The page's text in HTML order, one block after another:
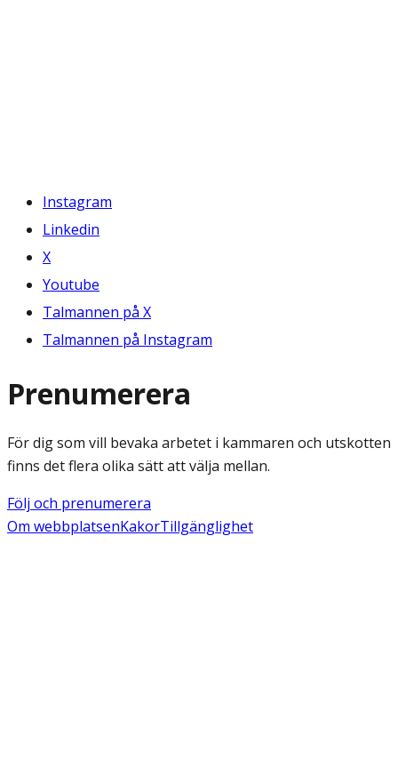
Instagram
Linkedin
X
Youtube
Talmannen på X
Talmannen på Instagram
Prenumerera
För dig som vill bevaka arbetet i kammaren och utskotten
finns det flera olika sätt att välja mellan.
Följ och prenumerera
Om webbplatsenKakorTillgänglighet